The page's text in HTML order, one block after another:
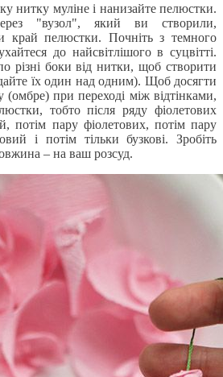
нитку муліне і нанизайте пелюстки.
"вузол", який ви створили,
край пелюстки. Почніть з темного
до найсвітлішого в суцвітті.
різні боки від нитки, щоб створити
їх один над одним). Щоб досягти
(омбре) при переході між відтінками,
тобто після ряду фіолетових
потім пару фіолетових, потім пару
і потім тільки бузкові. Зробіть
– на ваш розсуд.